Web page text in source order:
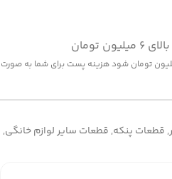
تومان
چه جمع صورت حساب شما بالای 6 میلیون تومان شود هزینه پست برای شما به صورت
, قطعات پنکه, قطعات سایر لوازم خانگی,